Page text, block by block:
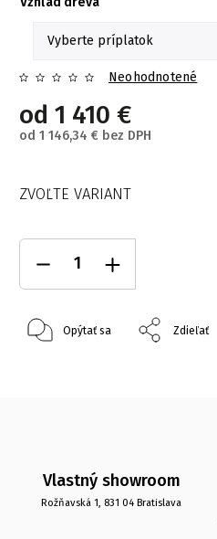
Neohodnotené
od 1 410 €
od 1 146,34 € bez DPH
ZVOĽTE VARIANT
Opýtať sa Zdieľať
Vlastný showroom
Rožňavská 1, 831 04 Bratislava